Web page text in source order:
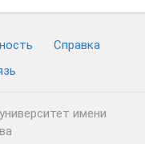
Cправка
имени